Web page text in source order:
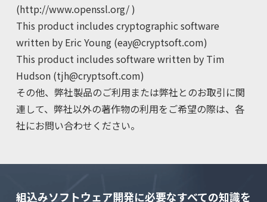
(http://www.openssl.org/)
This product includes cryptographic software
written by Eric Young (eay@cryptsoft.com)
This product includes software written by Tim
Hudson (tjh@cryptsoft.com)
その他、弊社製品のご利用または弊社とのお取引に関
連して、弊社以外の著作物の利用をご希望の際は、各
社にお問い合わせください。
組込みソフトウェア開発に必要なすべての知識を